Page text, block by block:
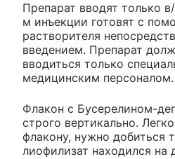
Препарат вводят только
м инъекции готовят с
растворителя
введением. Препарат
вводиться только
медицинским персоналом.
Флакон с Бусерелином-
строго вертикально.
флакону, нужно добиться
лиофилизат находился на